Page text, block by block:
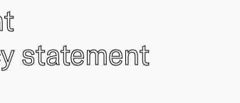
statement